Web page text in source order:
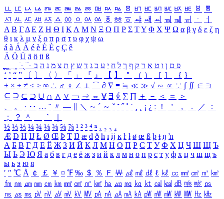
ㅥ ㅦ ㅧ ㅨ ㅩ ㅪ ㅫ ㅬ ㅭ ㅮ ㅯ ㅰ ㅱ ㅲ ㅳ ㅴ ㅵ ㅶ ㅷ ㅸ
ㅹ
ㅺ ㅻ ㅼ ㅽ ㅾ ㅿ ㆀ ㆁ ㆂ ㆃ ㆄ ㆅ ㆆ ㆇ ㆈ ㆉ ㆊ ㆋ ㆌ ㆍ
ㆎ
Α Β ΓΔ Ε Ζ Η Θ Ι ΚΛ Μ Ν Ξ Ο Π Ρ Σ ΤΥ Φ Χ Ψ Ω α β γ δ ε ζ η
θ ι κ λ μ ν ξ ο π ρ σ τ υ φ χ ψ ω
á à Á À é è É È ç Ç ê
Ä Ö Ü ä ö ü ß
ִֶֹ ֻּ ׁׂ פ ם ן ו ט א ר ק ף ך ל ח י ע כ ג ד ש ץ ת צ מ נ ה ב
‘ ’ “ ” 〔 〕 〈 〉 「 」 『 』 【 】 ＂ （ ） ［ ］ ｛ ｝
± × ÷ ≠ ≤ ≥ ∞ ∴ ♂ ♀ ∠ ⊥ ⌒ ∂ ∇ ≡ ≒ ≪ ≫ √ ∽ ∝ ∵ ∫ ∬ ∈ ∋
⊆ ⊇ ⊂ ⊃ ∪ ∩ ∧ ∨ ￢ ⇒ ⇔ ∀ ∃ ∮ ∑ ∏ ＋ － ＜ ＝
＞
、
。 · ‥ … ¨ 〃 ― ＼ ∼ ´ ～ ˇ ˘ ˝ ˚ ˙ ¸ ¡ ¿ ː ！ ＇ ， ． ／
：
；
？ ＾ ｀
½ ⅓ ⅔ ¼ ¾ ⅛ ⅜ ⅝ ⅞ ¹ ² ³ ⁴ ⁿ ₁ ₂ ₃ ₄
Æ Ð Ħ Ĳ Ł Ø Œ Þ Ŧ Ŋ æ đ ð ħ ı ĳ ĸ ŀ ł ø œ ß þ ŧ ŋ ŉ
А Б В Г Д Е Ё Ж З И Й К Л М Н О П Р С Т У Ф Х Ц Ч Ш Щ Ъ
Ы Ь Э Ю Я а б в г д е ё ж з и й к л м н о п р с т у ф х ц ч ш щ ъ
ы ь э ю я
′ ″ ℃ Å ￠ ￡ ￥ ¤ ℉ ‰ ＄ ％ Ｆ ￦ ㎕ ㎖ ㎗ ℓ ㎘ ㏄ ㎣ ㎤ ㎥ ㎦
㎙ ㎚ ㎛ ㎜ ㎝ ㎞ ㎟ ㎠ ㎡ ㎢ ㏊ ㎍ ㎎ ㎏ ㏏ ㎈ ㎉ ㏈ ㎧ ㎨ ㎰
㎱ ㎲ ㎳ ㎴ ㎵ ㎶ ㎷ ㎸ ㎹ ㎀ ㎁ ㎂ ㎃ ㎄ ㎺ ㎻ ㎽ ㎾ ㎿ ㎐ ㎑